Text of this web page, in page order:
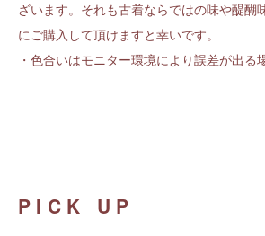
ざいます。それも古着ならではの味や醍醐
にご購入して頂けますと幸いです。
・色合いはモニター環境により誤差が出る
PICK UP